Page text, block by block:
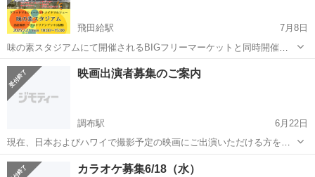
飛田給駅
7月8日
味の素スタジアムにて開催されるBIGフリーマーケットと同時開催の
☆彡グラッドマルシェ for ハンドメイド☆彡 ハンドメイド作家が制作
したオリジナルアクセサリー・小物などアート作品 お目当ての素敵な
な作家...
東京 調布市 飛田給駅 その他 ハンドメイド
映画出演者募集のご案内
調布駅
6月22日
現在、日本およびハワイで撮影予定の映画にご出演いただける方を募
集しております。募集している役柄は以下の通りです。 募集役柄： ①
母親役（英語でのセリフあり） ②父親役 いずれの役も、「20歳前後の
東京 その他 出演者
カラオケ募集6/18（水）